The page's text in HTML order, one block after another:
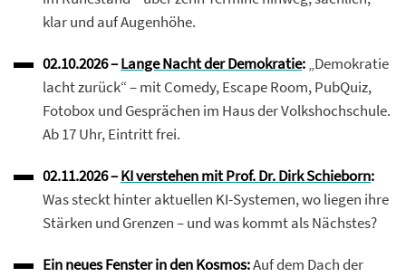
klar und auf Augenhöhe.
02.10.2026 –Lange Nacht der Demokratie:„Demokratie
lacht zurück“ – mit Comedy, Escape Room, PubQuiz,
Fotobox und Gesprächen im Haus der Volkshochschule.
Ab 17 Uhr, Eintritt frei.
02.11.2026 –KI verstehen mit Prof. Dr. Dirk Schieborn:
Was steckt hinter aktuellen KI-Systemen, wo liegen ihre
Stärken und Grenzen – und was kommt als Nächstes?
Ein neues Fenster in den Kosmos:Auf dem Dach der